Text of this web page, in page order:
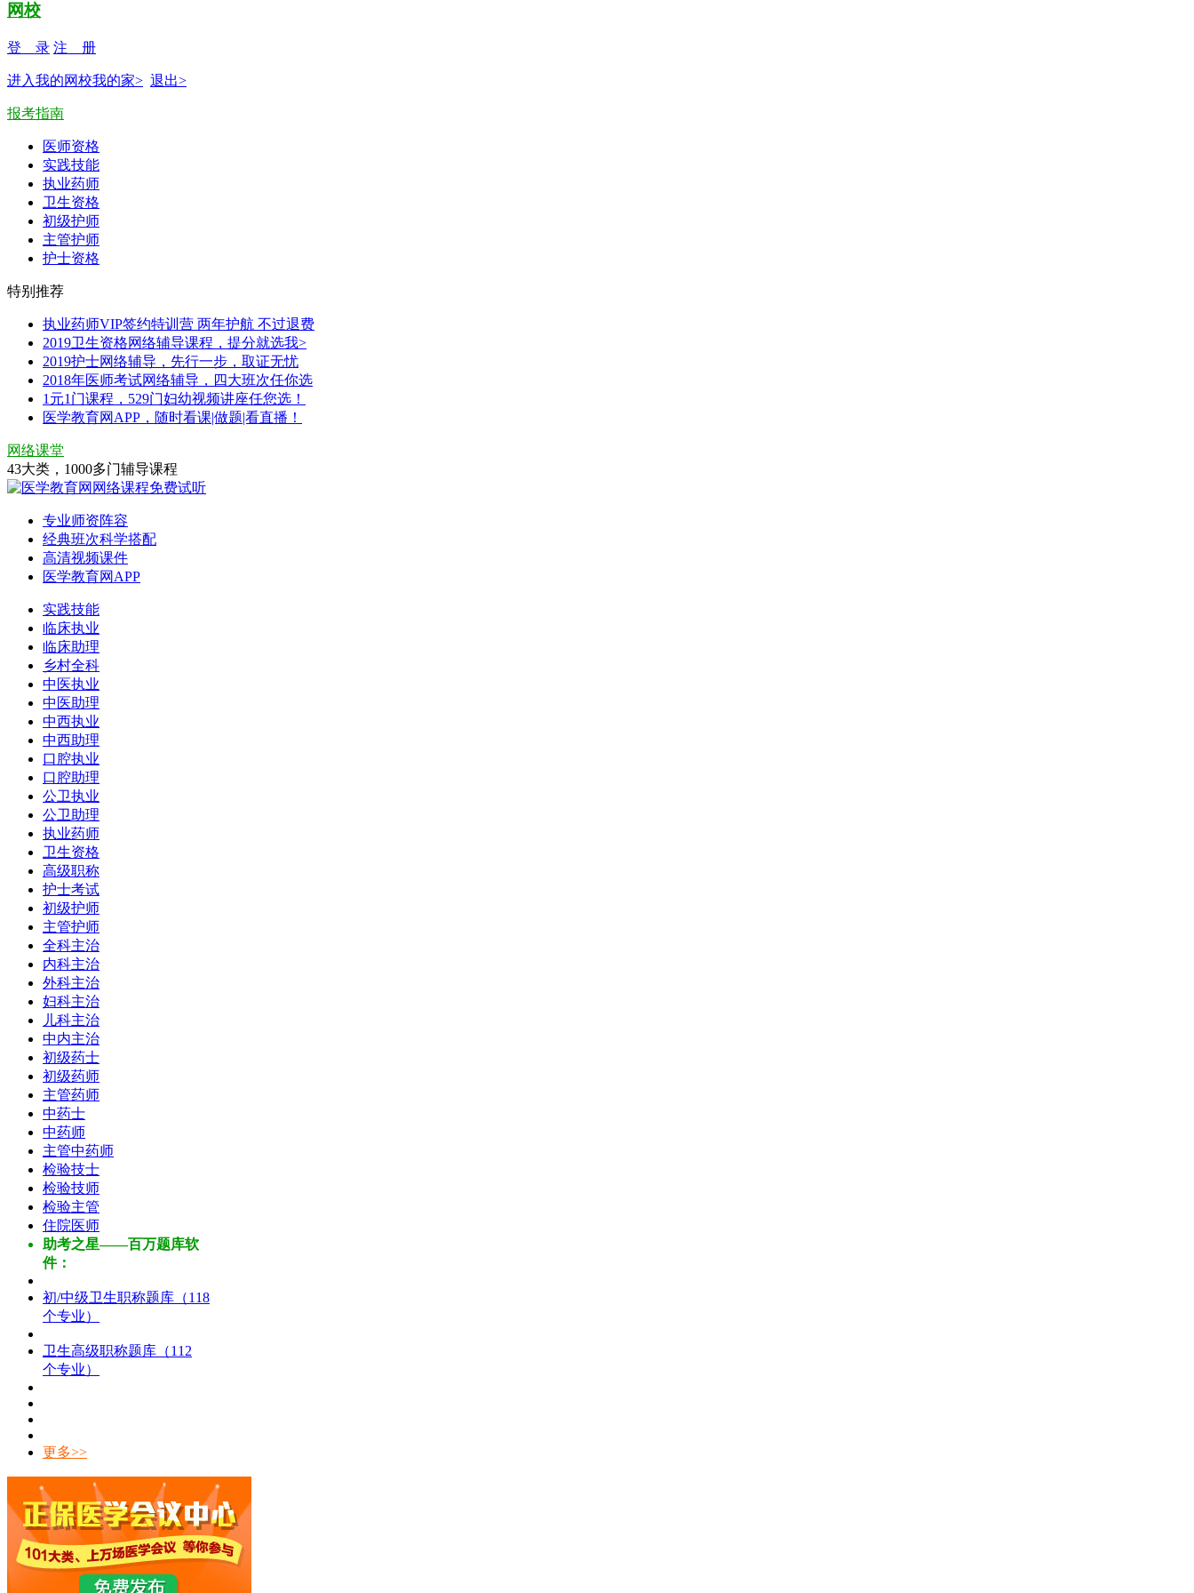
网校
登 录 注 册
进入我的网校我的家> 退出>
报考指南
医师资格
实践技能
执业药师
卫生资格
初级护师
主管护师
护士资格
特别推荐
执业药师VIP签约特训营 两年护航 不过退费
2019卫生资格网络辅导课程，提分就选我>
2019护士网络辅导，先行一步，取证无忧
2018年医师考试网络辅导，四大班次任你选
1元1门课程，529门妇幼视频讲座任您选！
医学教育网APP，随时看课|做题|看直播！
网络课堂
43大类，1000多门辅导课程
专业师资阵容
经典班次科学搭配
高清视频课件
医学教育网APP
实践技能
临床执业
临床助理
乡村全科
中医执业
中医助理
中西执业
中西助理
口腔执业
口腔助理
公卫执业
公卫助理
执业药师
卫生资格
高级职称
护士考试
初级护师
主管护师
全科主治
内科主治
外科主治
妇科主治
儿科主治
中内主治
初级药士
初级药师
主管药师
中药士
中药师
主管中药师
检验技士
检验技师
检验主管
住院医师
助考之星——百万题库软
件：
初/中级卫生职称题库（118
个专业）
卫生高级职称题库（112
个专业）
更多>>